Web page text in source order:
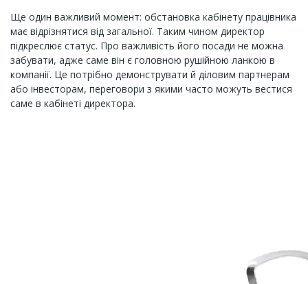
Ще один важливий момент: обстановка кабінету працівника
має відрізнятися від загальної. Таким чином директор
підкреслює статус. Про важливість його посади не можна
забувати, адже саме він є головною рушійною ланкою в
компанії. Це потрібно демонструвати й діловим партнерам
або інвесторам, переговори з якими часто можуть вестися
саме в кабінеті директора.